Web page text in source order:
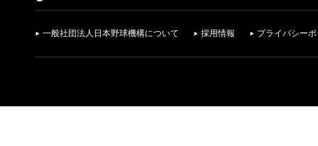
一般社団法人日本野球機構について 採用情報 プライバシー